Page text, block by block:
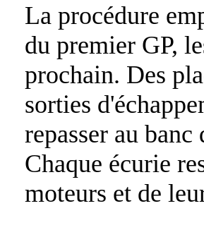
La procédure
du premier GP,
prochain. Des
sorties
repasser au
Chaque écurie
moteurs et de